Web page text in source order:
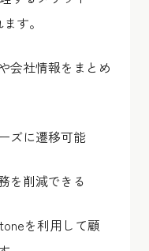
す。
会社情報をまとめ
ズに遷移可能
を削減できる
を利用して顧